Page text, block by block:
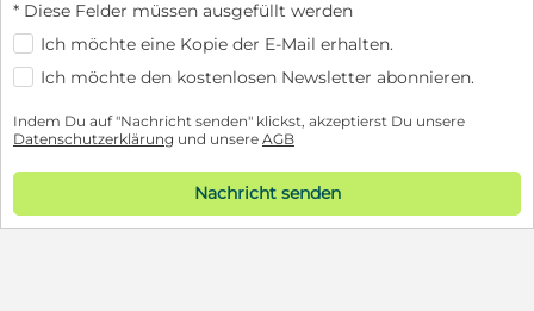
* Diese Felder müssen ausgefüllt werden
Ich möchte eine Kopie der E-Mail erhalten.
Ich möchte den kostenlosen Newsletter abonnieren.
Indem Du auf "Nachricht senden" klickst, akzeptierst Du unsere
Datenschutzerklärung und unsere AGB
Nachricht senden